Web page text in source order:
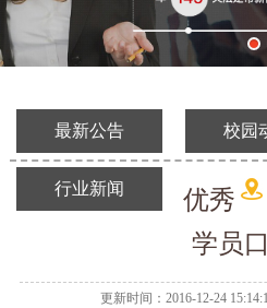
最新公告 校园
行业新闻
优秀
学员
更新时间：2016-12-24